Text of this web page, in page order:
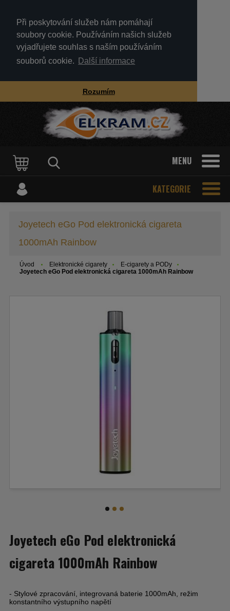
Při poskytování služeb nám pomáhají
soubory cookie. Používáním našich služeb
vyjadřujete souhlas s naším používáním
souborů cookie.
Další informace
Rozumím
MENU
KATEGORIE
Joyetech eGo Pod elektronická cigareta
1000mAh Rainbow
Úvod Elektronické cigarety
E-cigarety a PODy
Joyetech eGo Pod elektronická cigareta 1000mAh Rainbow
Joyetech eGo Pod elektronická
cigareta 1000mAh Rainbow
- Stylové zpracování, integrovaná baterie 1000mAh, režim
konstantního výstupního napětí